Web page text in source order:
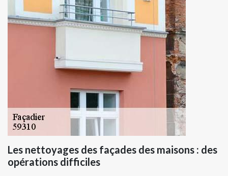
Les nettoyages des façades des maisons : des
opérations difficiles